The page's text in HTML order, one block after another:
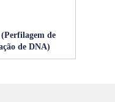
de
de DNA)